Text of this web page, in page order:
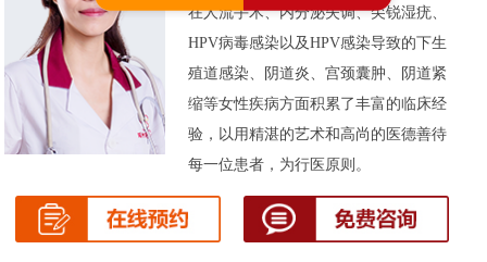
在人流手术、内分泌失调、尖锐湿疣、
HPV病毒感染以及HPV感染导致的下生
殖道感染、阴道炎、宫颈囊肿、阴道紧
缩等女性疾病方面积累了丰富的临床经
验，以用精湛的艺术和高尚的医德善待
每一位患者，为行医原则。